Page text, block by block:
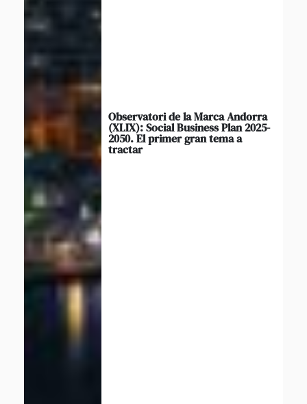
Observatori de la Marca Andorra
(XLIX): Social Business Plan 2025-
2050. El primer gran tema a
tractar